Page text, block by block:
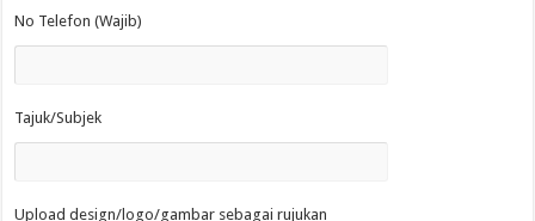
No Telefon (Wajib)
Tajuk/Subjek
Upload design/logo/gambar sebagai rujukan